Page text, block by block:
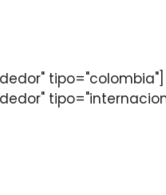
tipo="colombia"]